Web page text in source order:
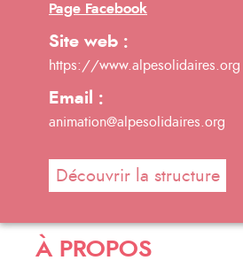
Page Facebook
Site web :
https://www.alpesolidaires.org
Email :
animation@alpesolidaires.org
Découvrir la structure
À PROPOS